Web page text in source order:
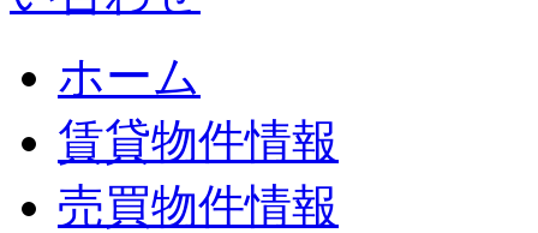
ホーム
賃貸物件情報
売買物件情報